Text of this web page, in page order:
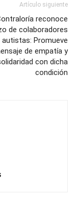
Artículo siguiente
reconoce
de colaboradores
Promueve
de empatía y
con dicha
condición